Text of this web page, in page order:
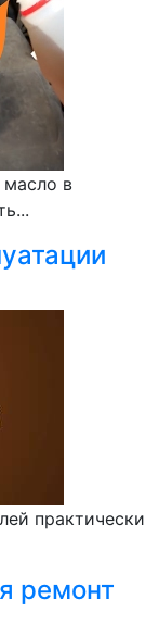
масло в
практически
ремонт